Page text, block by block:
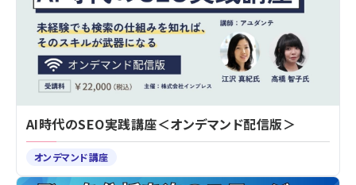
AI時代のSEO実践講座＜オンデマンド配信版＞
オンデマンド講座